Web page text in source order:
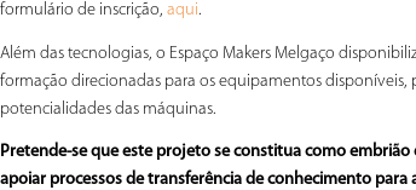
formulário de inscrição, aqui.
Além das tecnologias, o Espaço Makers Melgaço
formação direcionadas para os equipamentos disponíveis,
potencialidades das máquinas.
Pretende-se que este projeto se constitua como
apoiar processos de transferência de conhecimento